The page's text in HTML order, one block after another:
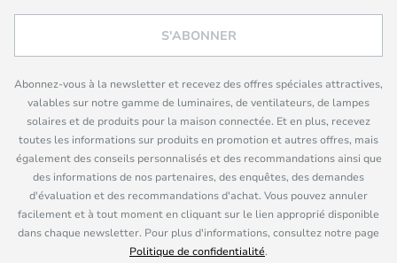
S'ABONNER
Abonnez-vous à la newsletter et recevez des offres spéciales attractives,
valables sur notre gamme de luminaires, de ventilateurs, de lampes
solaires et de produits pour la maison connectée. Et en plus, recevez
toutes les informations sur produits en promotion et autres offres, mais
également des conseils personnalisés et des recommandations ainsi que
des informations de nos partenaires, des enquêtes, des demandes
d'évaluation et des recommandations d'achat. Vous pouvez annuler
facilement et à tout moment en cliquant sur le lien approprié disponible
dans chaque newsletter. Pour plus d'informations, consultez notre page
Politique de confidentialité.